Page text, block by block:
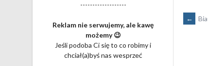
←
-------------------
Reklam nie serwujemy, ale kawę
możemy 😉
Jeśli podoba Ci się to co robimy i
chciał(a)byś nas wesprzeć